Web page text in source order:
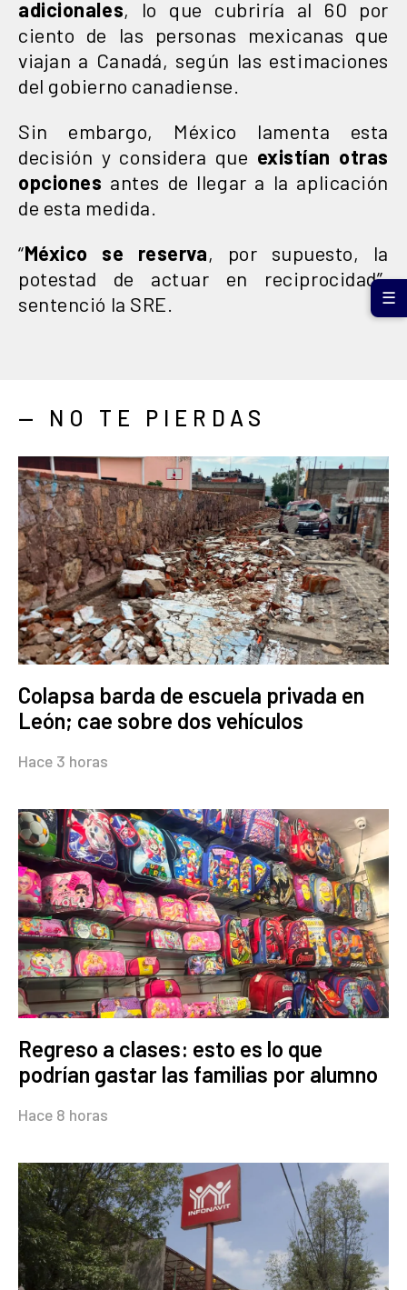
adicionales, lo que cubriría al 60 por
ciento de las personas mexicanas que
viajan a Canadá, según las estimaciones
del gobierno canadiense.
Sin embargo, México lamenta esta
decisión y considera que existían otras
opciones antes de llegar a la aplicación
de esta medida.
“México se reserva, por supuesto, la
potestad de actuar en reciprocidad”,
sentenció la SRE.
— NO TE PIERDAS
Colapsa barda de escuela privada en
León; cae sobre dos vehículos
Hace 3 horas
Regreso a clases: esto es lo que
podrían gastar las familias por alumno
Hace 8 horas
☰